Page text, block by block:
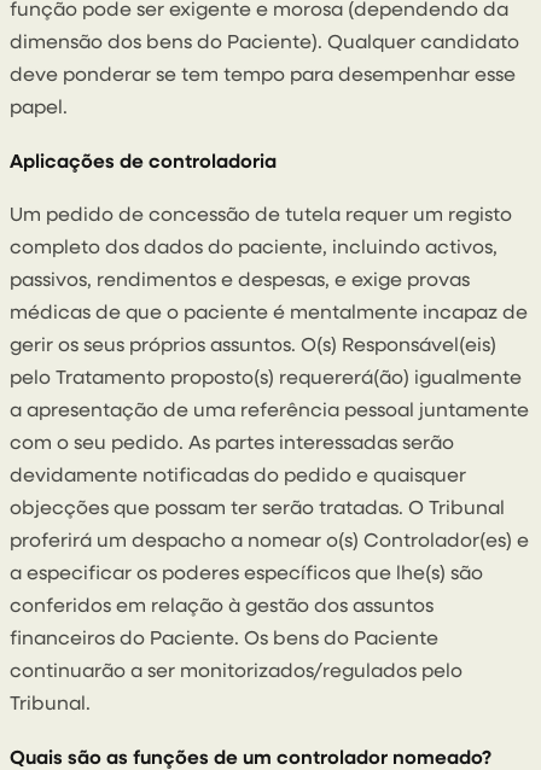
função pode ser exigente e morosa (dependendo da
dimensão dos bens do Paciente). Qualquer candidato
deve ponderar se tem tempo para desempenhar esse
papel.
Aplicações de controladoria
Um pedido de concessão de tutela requer um registo
completo dos dados do paciente, incluindo activos,
passivos, rendimentos e despesas, e exige provas
médicas de que o paciente é mentalmente incapaz de
gerir os seus próprios assuntos. O(s) Responsável(eis)
pelo Tratamento proposto(s) requererá(ão) igualmente
a apresentação de uma referência pessoal juntamente
com o seu pedido. As partes interessadas serão
devidamente notificadas do pedido e quaisquer
objecções que possam ter serão tratadas. O Tribunal
proferirá um despacho a nomear o(s) Controlador(es) e
a especificar os poderes específicos que lhe(s) são
conferidos em relação à gestão dos assuntos
financeiros do Paciente. Os bens do Paciente
continuarão a ser monitorizados/regulados pelo
Tribunal.
Quais são as funções de um controlador nomeado?